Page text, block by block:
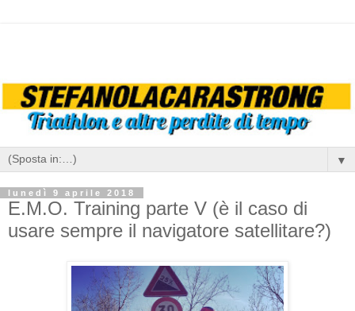
▼
lunedì 9 aprile 2018
E.M.O. Training parte V (è il caso di
usare sempre il navigatore satellitare?)